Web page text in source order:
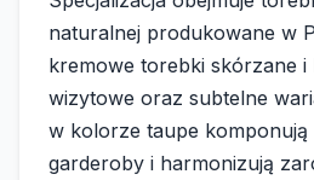
naturalnej produkowane w
kremowe torebki skórzane
wizytowe oraz subtelne
w kolorze taupe
garderoby i harmonizują